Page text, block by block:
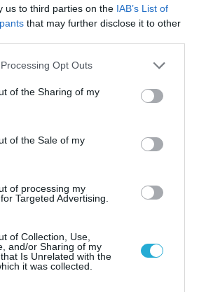
us to third parties on the IAB’s List of
that may further disclose it to other
website/app uses one or more Google
or usage behaviour. You may click to
to Google and its third-party tags to
specified purposes in below Google
Opt Outs
of the Sharing of my
of the Sale of my
of processing my
Targeted Advertising.
of Collection, Use,
and/or Sharing of my
Is Unrelated with the
it was collected.
για πρώτη φορά την
της τριάδα και
σοκ – Δείτε βίντεο